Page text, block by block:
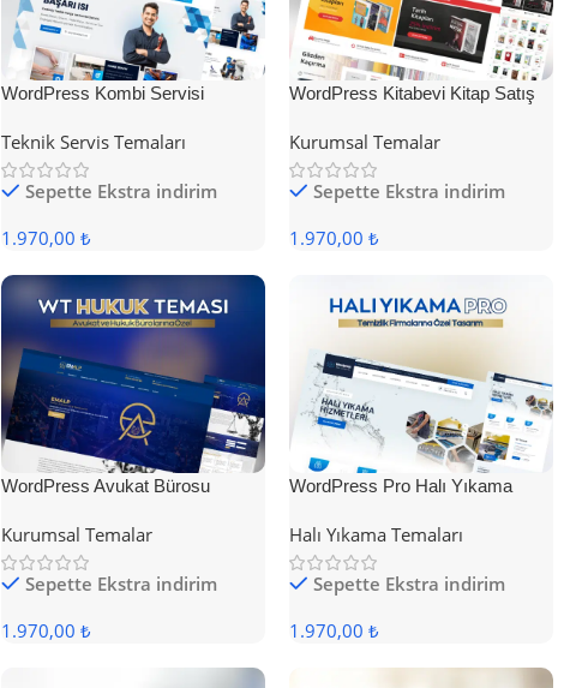
WordPress Kombi Servisi
Teknik Servis Temaları
Sepette Ekstra indirim
1.970,00 ₺
WordPress Kitabevi Kitap Satış
Kurumsal Temalar
Sepette Ekstra indirim
1.970,00 ₺
WordPress Avukat Bürosu
Kurumsal Temalar
Sepette Ekstra indirim
1.970,00 ₺
WordPress Pro Halı Yıkama
Halı Yıkama Temaları
Sepette Ekstra indirim
1.970,00 ₺